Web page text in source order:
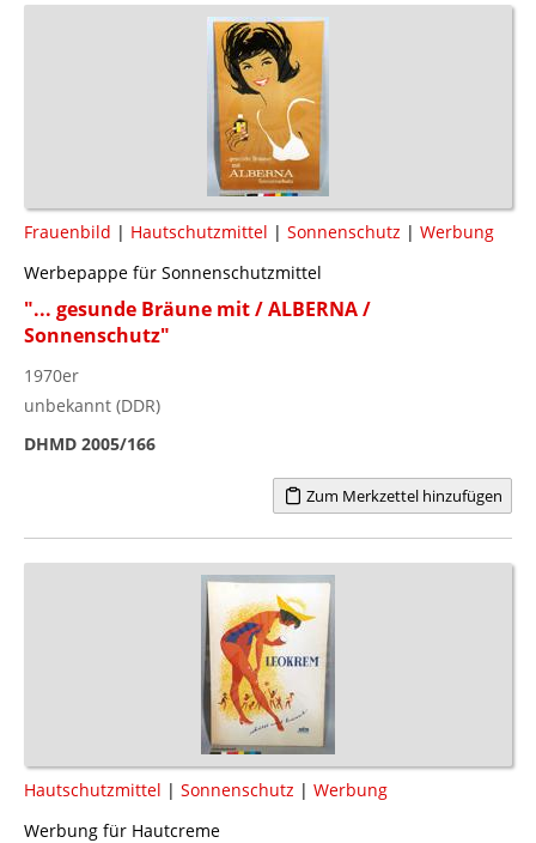
Frauenbild | Hautschutzmittel | Sonnenschutz | Werbung
Werbepappe für Sonnenschutzmittel
"... gesunde Bräune mit / ALBERNA /
Sonnenschutz"
1970er
unbekannt (DDR)
DHMD 2005/166
Zum Merkzettel hinzufügen
Hautschutzmittel | Sonnenschutz | Werbung
Werbung für Hautcreme